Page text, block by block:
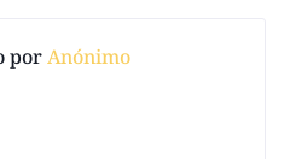
porAnónimo